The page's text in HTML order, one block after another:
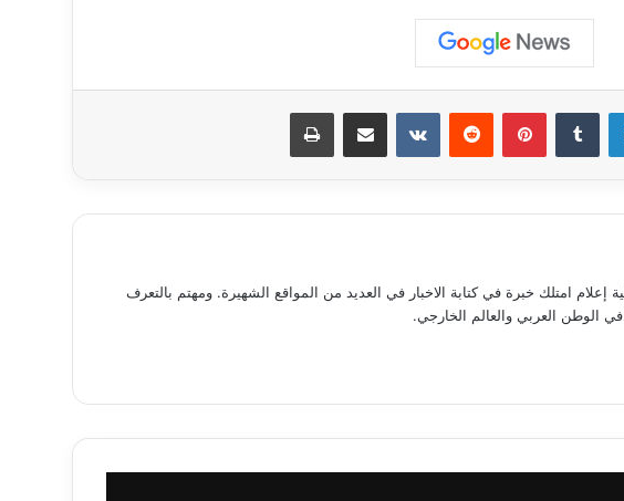
لينكدإن بينتيريست مشاركة عبر البريد طباعة
امتلك خبرة في كتابة الاخبار في العديد من المواقع الشهيرة. ومهتم بالتعرف
الوطن العربي والعالم الخارجي.